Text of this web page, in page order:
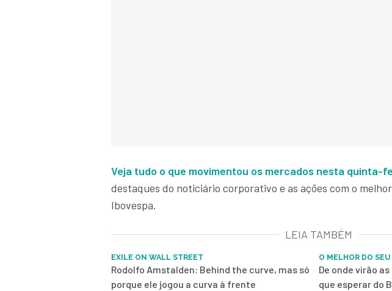
Veja tudo o que movimentou os mercados nesta quinta-
destaques do noticiário corporativo e as ações com o
Ibovespa.
LEIA TAMBÉM
EXILE ON WALL STREET
Rodolfo Amstalden: Behind the curve, mas só
porque ele jogou a curva à frente
O MELHOR DO
De onde virão
que esperar do